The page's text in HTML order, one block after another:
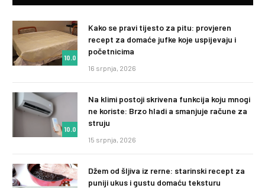
10.0
Kako se pravi tijesto za pitu: provjeren
recept za domaće jufke koje uspijevaju i
početnicima
16 srpnja, 2026
10.0
Na klimi postoji skrivena funkcija koju mnogi
ne koriste: Brzo hladi a smanjuje račune za
struju
15 srpnja, 2026
Džem od šljiva iz rerne: starinski recept za
puniji ukus i gustu domaću teksturu